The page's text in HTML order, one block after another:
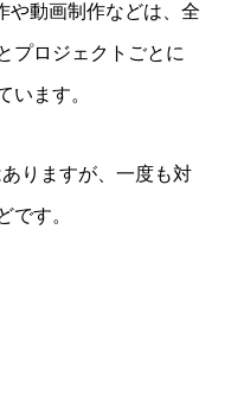
や動画制作などは、全
プロジェクトごとに
います。
りますが、一度も対
です。